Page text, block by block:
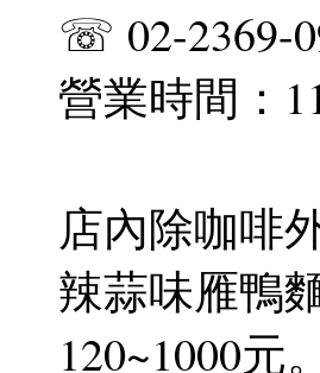
☏ 02-2369-
營業時間：
店內除咖啡
辣蒜味雁鴨
120~1000元。